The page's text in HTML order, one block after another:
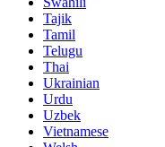
Tajik
Tamil
Telugu
Thai
Ukrainian
Urdu
Uzbek
Vietnamese